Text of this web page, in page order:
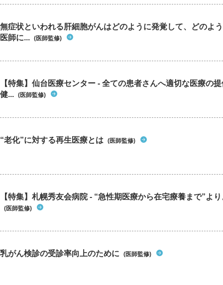
無症状といわれる肝細胞がんはどのように発覚して、どのよ
医師に... (医師監修)
【特集】仙台医療センター - 全ての患者さんへ適切な医療の
健... (医師監修)
“老化”に対する再生医療とは (医師監修)
【特集】札幌秀友会病院 - “急性期医療から在宅療養まで”よ
(医師監修)
乳がん検診の受診率向上のために (医師監修)